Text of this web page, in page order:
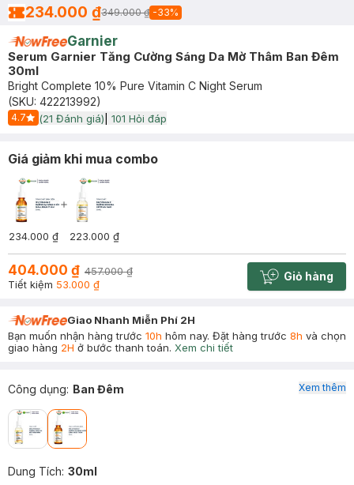
234.000 ₫349.000 ₫ -33%
Garnier
Serum Garnier Tăng Cường Sáng Da Mờ Thâm Ban Đêm
30ml
Bright Complete 10% Pure Vitamin C Night Serum
(SKU: 422213992)
4.7
Start Icon
(21 Đánh giá) 101 Hỏi đáp
Giá giảm khi mua combo
234.000 ₫ 223.000 ₫
404.000 ₫ 457.000 ₫
Tiết kiệm 53.000 ₫ Cart plus
Giỏ hàng
Giao Nhanh Miễn Phí 2H
Bạn muốn nhận hàng trước 10h hôm nay. Đặt hàng trước 8h và chọn
giao hàng 2H ở bước thanh toán. Xem chi tiết
Công dụng: Ban Đêm
Dung Tích: 30ml
Xem thêm